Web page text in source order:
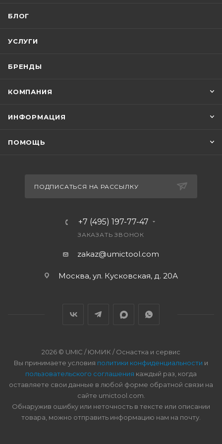
БЛОГ
УСЛУГИ
БРЕНДЫ
КОМПАНИЯ
ИНФОРМАЦИЯ
ПОМОЩЬ
ПОДПИСАТЬСЯ НА РАССЫЛКУ
+7 (495) 197-77-47
ЗАКАЗАТЬ ЗВОНОК
zakaz@umictool.com
Москва, ул. Кусковская, д. 20А
2026 © UMIC / ЮМИК / Оснастка и сервис
Вы принимаете условия политики конфиденциальности и
пользовательского соглашения каждый раз, когда
оставляете свои данные в любой форме обратной связи на
сайте umictool.com.
Обнаружив ошибку или неточность в тексте или описании
товара, можно отправить информацию нам на почту.